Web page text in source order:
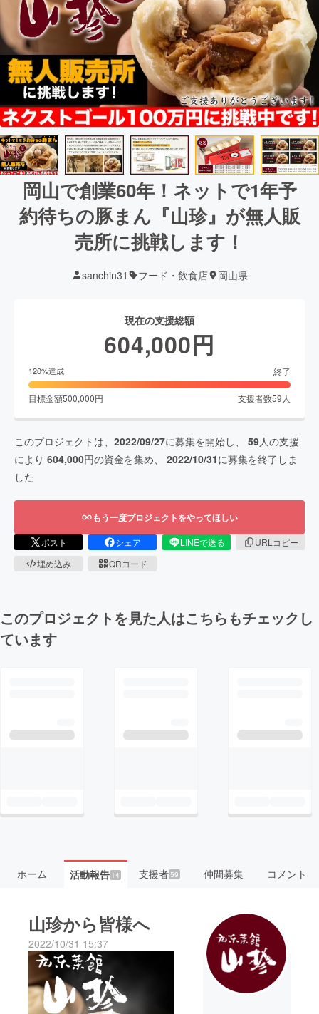
岡山で創業60年！ネットで1年予
約待ちの豚まん『山珍』が無人販
売所に挑戦します！
sanchin31 フード・飲食店 岡山県
現在の支援総額
604,000円
120%達成 終了
目標金額500,000円 支援者数59 人
このプロジェクトは、 2022/09/27に募集を開始し、 59人の支援
により 604,000円の資金を集め、 2022/10/31に募集を終了しま
した
もう一度プロジェクトをやってほしい
ポスト シェア LINEで送る
URLコピー
埋め込み
QRコード
このプロジェクトを見た人はこちらもチェックし
ています
ホーム 活動報告14 支援者59 仲間募集 コメント
山珍から皆様へ
2022/10/31 15:37